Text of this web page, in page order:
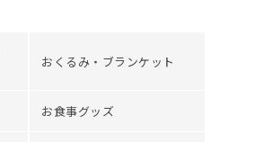
おくるみ・ブランケット
お食事グッズ